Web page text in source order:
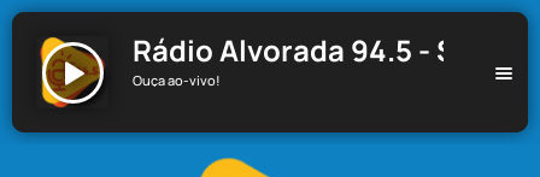
Rádio Alvorada 94.5 - Santa
Ouça ao-vivo!